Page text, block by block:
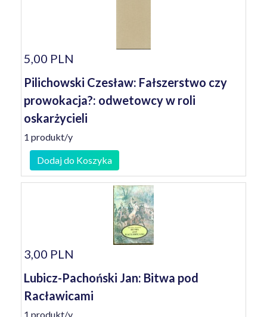
5,00 PLN
Pilichowski Czesław: Fałszerstwo czy
prowokacja?: odwetowcy w roli
oskarżycieli
1 produkt/y
Dodaj do Koszyka
3,00 PLN
Lubicz-Pachoński Jan: Bitwa pod
Racławicami
1 produkt/y